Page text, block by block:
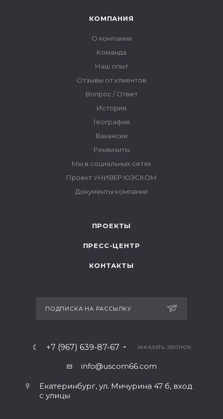
ПРОЕКТЫ
ПРЕСС-ЦЕНТР
КОНТАКТЫ
ПОДПИСКА НА РАССЫЛКУ
+7 (967) 639-87-67 ЗАКАЗАТЬ ЗВОНОК
info@uscom66.com
Екатеринбург, ул. Мичурина 47 б, вход
с улицы